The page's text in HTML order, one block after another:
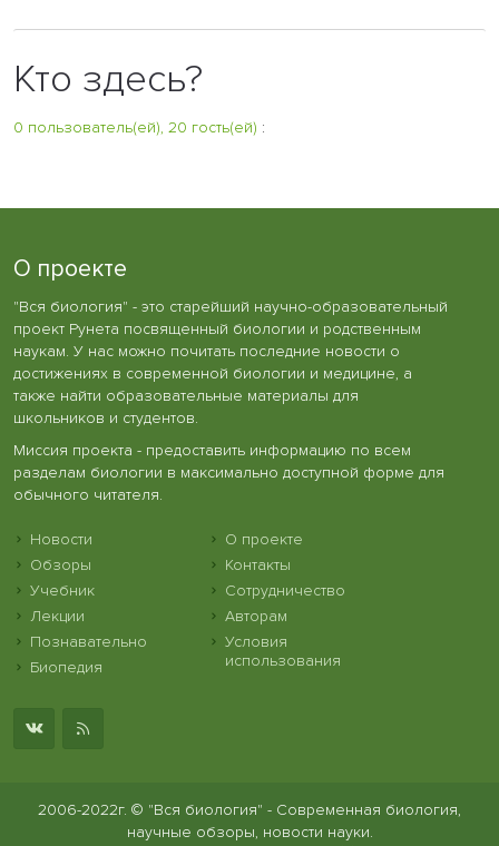
Кто здесь?
0 пользователь(ей), 20 гость(ей) :
О проекте
"Вся биология" - это старейший научно-образовательный
проект Рунета посвященный биологии и родственным
наукам. У нас можно почитать последние новости о
достижениях в современной биологии и медицине, а
также найти образовательные материалы для
школьников и студентов.
Миссия проекта - предоставить информацию по всем
разделам биологии в максимально доступной форме для
обычного читателя.
Новости
Обзоры
Учебник
Лекции
Познавательно
Биопедия
О проекте
Контакты
Сотрудничество
Авторам
Условия
использования
2006-2022г. © "Вся биология" - Современная биология,
научные обзоры, новости науки.